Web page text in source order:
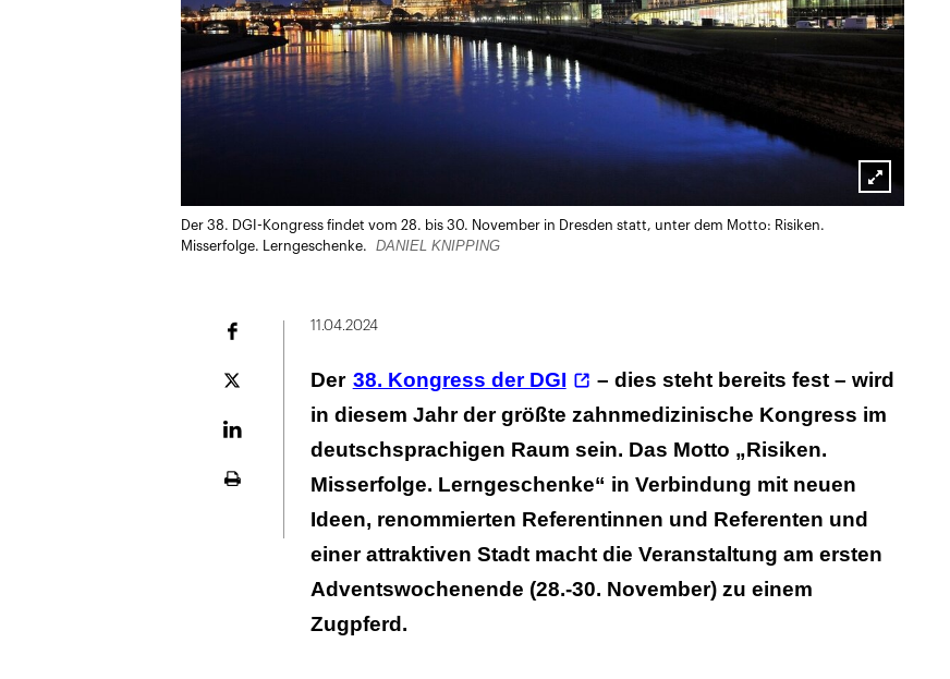
Lightbox
Der 38. DGI-Kongress findet vom 28. bis 30. November in Dresden statt, unter dem Motto: Risiken.
Misserfolge. Lerngeschenke.
DANIEL KNIPPING
Plattform
11.04.2024
Der 38. Kongress der DGI
– dies steht bereits fest – wird
in diesem Jahr der größte zahnmedizinische Kongress im
deutschsprachigen Raum sein. Das Motto „Risiken.
Misserfolge. Lerngeschenke“ in Verbindung mit neuen
Ideen, renommierten Referentinnen und Referenten und
einer attraktiven Stadt macht die Veranstaltung am ersten
Adventswochenende (28.-30. November) zu einem
Zugpferd.